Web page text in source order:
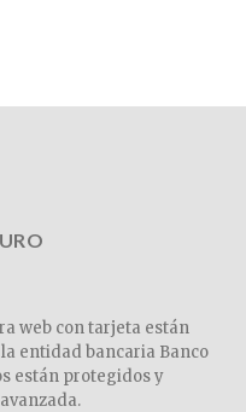
web con tarjeta están
entidad bancaria Banco
están protegidos y